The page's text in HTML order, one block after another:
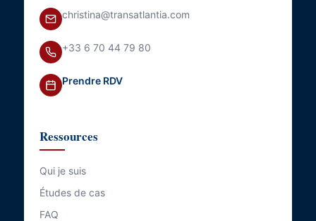
christina@transatlantia.com
+33 6 70 44 79 80
Prendre RDV
Ressources
Qui je suis
Études de cas
FAQ